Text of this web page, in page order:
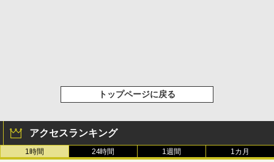
トップページに戻る
アクセスランキング
1時間 24時間 1週間 1カ月